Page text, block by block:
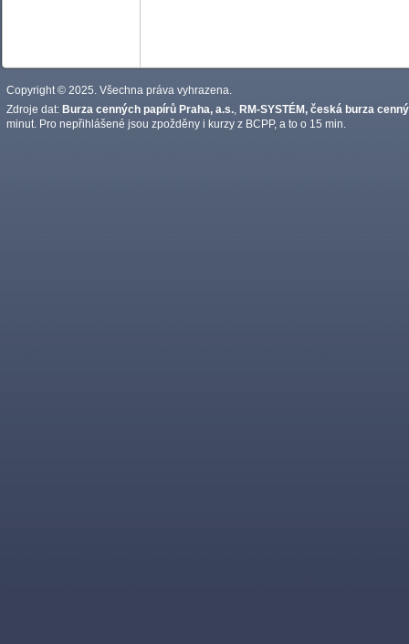
Copyright © 2025. Všechna práva vyhrazena.
Zdroje dat: Burza cenných papírů Praha, a.s. RM-SYSTÉM, česká burza
minut. Pro nepřihlášené jsou zpožděny i kurzy z BCPP, a to o 15 min.